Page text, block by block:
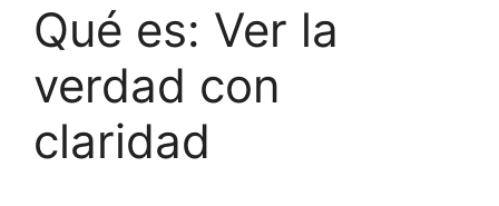
Qué es: Ver la
verdad con
claridad